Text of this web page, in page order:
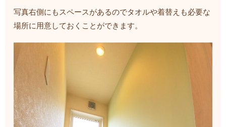
写真右側にもスペースがあるのでタオルや着替えも必要な
場所に用意しておくことができます。